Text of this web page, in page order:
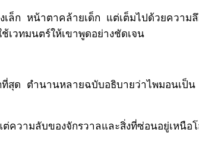
ล็ก หน้าตาคล้ายเด็ก แต่เต็มไปด้วยความ
เวทมนตร์ให้เขาพูดอย่างชัดเจน
ที่สุด ตำนานหลายฉบับอธิบายว่าไพมอนเ
วามลับของจักรวาลและสิ่งที่ซ่อนอยู่เหนือ